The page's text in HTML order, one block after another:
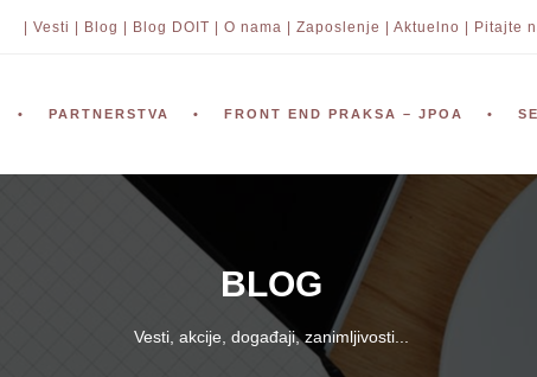
| Vesti | Blog | Blog DOIT | O nama | Zaposlenje | Aktuelno | Pitajte
PARTNERSTVA FRONT END PRAKSA – JPOA
BLOG
Vesti, akcije, događaji, zanimljivosti...